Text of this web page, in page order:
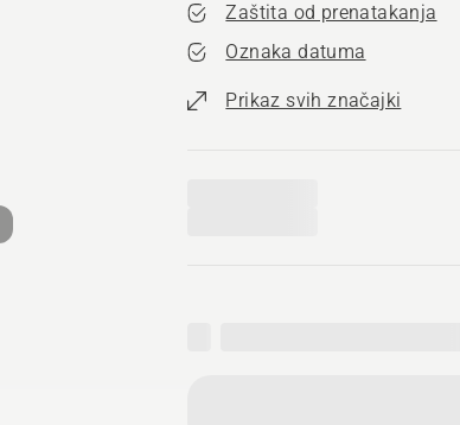
Zaštita od prenatakanja
Oznaka datuma
Prikaz svih značajki